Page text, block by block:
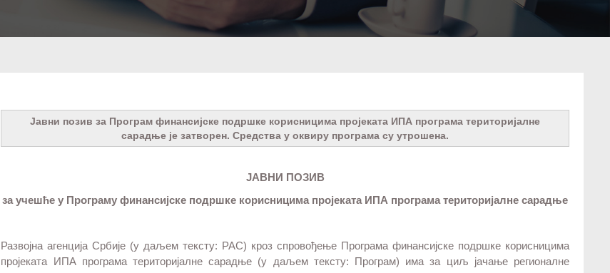
Јавни позив за Програм финансијске подршке корисницима пројеката ИПА програма територијалне
сарадње је затворен. Средства у оквиру програма су утрошена.
ЈАВНИ ПОЗИВ
за учешће у Програму финансијске подршке корисницима пројеката ИПА програма територијалне сарадње
Развојна агенција Србије (у даљем тексту: РАС) кроз спровођење Програмa финансијске подршке корисницима
пројеката ИПА програма територијалне сарадње (у даљем тексту: Програм) има за циљ јачање регионалне